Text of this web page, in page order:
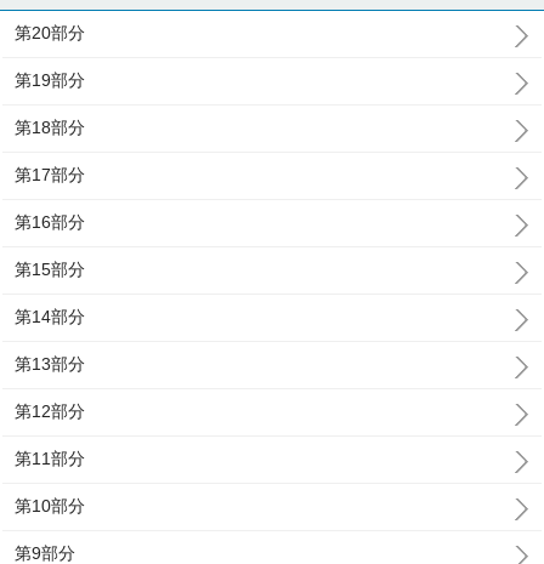
第20部分
第19部分
第18部分
第17部分
第16部分
第15部分
第14部分
第13部分
第12部分
第11部分
第10部分
第9部分